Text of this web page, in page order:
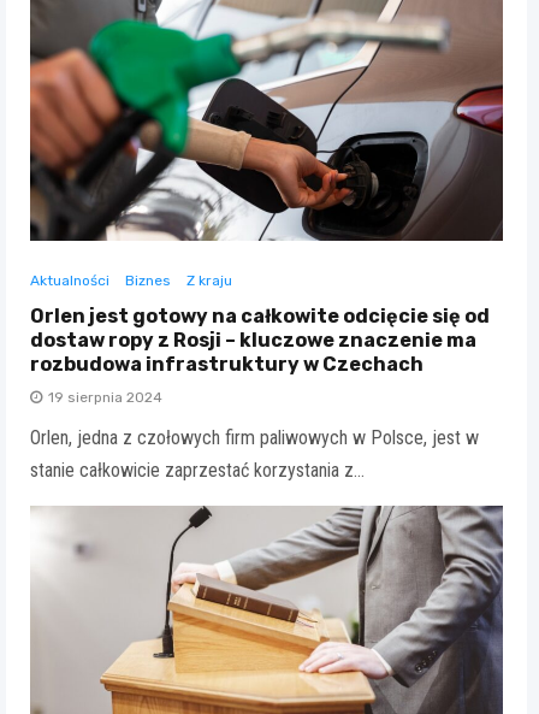
Aktualności Biznes Z kraju
Orlen jest gotowy na całkowite odcięcie się od
dostaw ropy z Rosji – kluczowe znaczenie ma
rozbudowa infrastruktury w Czechach
19 sierpnia 2024
Orlen, jedna z czołowych firm paliwowych w Polsce, jest w
stanie całkowicie zaprzestać korzystania z…